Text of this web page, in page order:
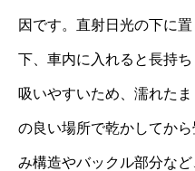
因です。直射日光の下に
下、車内に入れると長持
吸いやすいため、濡れた
の良い場所で乾かしてか
み構造やバックル部分な